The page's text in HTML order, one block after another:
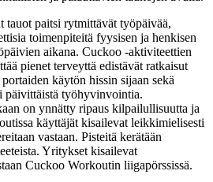
tauot paitsi rytmittävät työpäivää,
toimenpiteitä fyysisen ja henkisen
aikana. Cuckoo -aktiviteettien
pienet terveyttä edistävät ratkaisut
käytön hissin sijaan sekä
päivittäistä työhyvinvointia.
on ynnätty ripaus kilpailullisuutta ja
käyttäjät kisailevat leikkimielisesti
vastaan. Pisteitä kerätään
Yritykset kisailevat
Cuckoo Workoutin liigapörssissä.